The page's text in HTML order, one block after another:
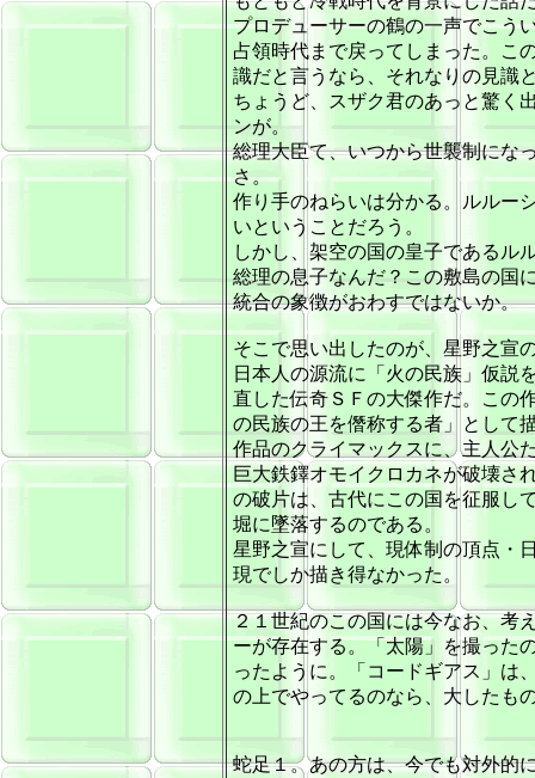
プロデューサーの鶴の一声でこう
占領時代まで戻ってしまった。こ
識だと言うなら、それなりの見識
ちょうど、スザク君のあっと驚く
ンが。
総理大臣て、いつから世襲制にな
さ。
作り手のねらいは分かる。ルルー
いということだろう。
しかし、架空の国の皇子であるル
総理の息子なんだ？この敷島の国
統合の象徴がおわすではないか。
そこで思い出したのが、星野之宣
日本人の源流に「火の民族」仮説
直した伝奇ＳＦの大傑作だ。この
の民族の王を僭称する者」として
作品のクライマックスに、主人公
巨大鉄鐸オモイクロカネが破壊さ
の破片は、古代にこの国を征服し
堀に墜落するのである。
星野之宣にして、現体制の頂点・
現でしか描き得なかった。
２１世紀のこの国には今なお、考
ーが存在する。「太陽」を撮った
ったように。「コードギアス」は
の上でやってるのなら、大したも
蛇足１。あの方は、今でも対外的